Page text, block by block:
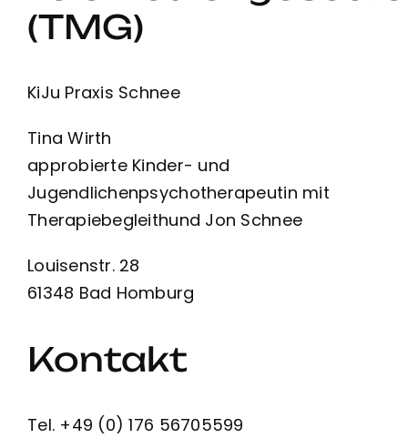
Kontakt
(TMG)
KiJu Praxis Schnee
Tina Wirth
approbierte Kinder- und
Jugendlichenpsychotherapeutin mit
Therapiebegleithund Jon Schnee
Louisenstr. 28
61348 Bad Homburg
Kontakt
Tel. +49 (0) 176 56705599